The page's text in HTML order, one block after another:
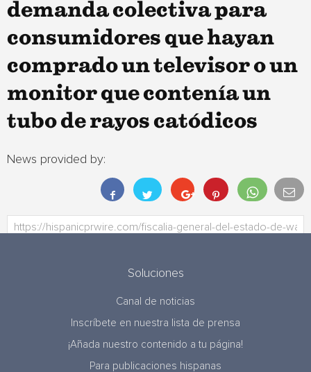
demanda colectiva para
consumidores que hayan
comprado un televisor o un
monitor que contenía un
tubo de rayos catódicos
News provided by:
Soluciones
Canal de noticias
Inscríbete en nuestra lista de prensa
¡Añada nuestro contenido a tu página!
Para publicaciones hispanas